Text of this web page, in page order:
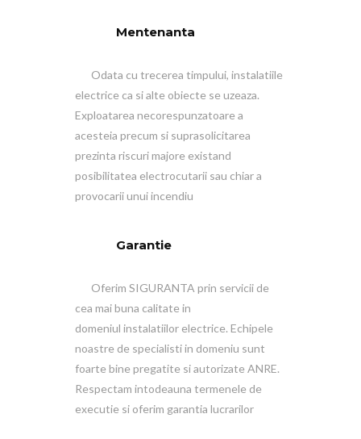
Mentenanta
Odata cu trecerea timpului, instalatiile
electrice ca si alte obiecte se uzeaza.
Exploatarea necorespunzatoare a
acesteia precum si suprasolicitarea
prezinta riscuri majore existand
posibilitatea electrocutarii sau chiar a
provocarii unui incendiu
Garantie
Oferim SIGURANTA prin servicii de
cea mai buna calitate in
domeniul instalatiilor electrice. Echipele
noastre de specialisti in domeniu sunt
foarte bine pregatite si autorizate ANRE.
Respectam intodeauna termenele de
executie si oferim garantia lucrarilor